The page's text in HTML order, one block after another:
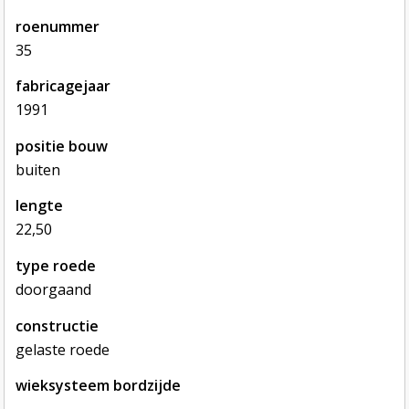
roenummer
35
fabricagejaar
1991
positie bouw
buiten
lengte
22,50
type roede
doorgaand
constructie
gelaste roede
wieksysteem bordzijde